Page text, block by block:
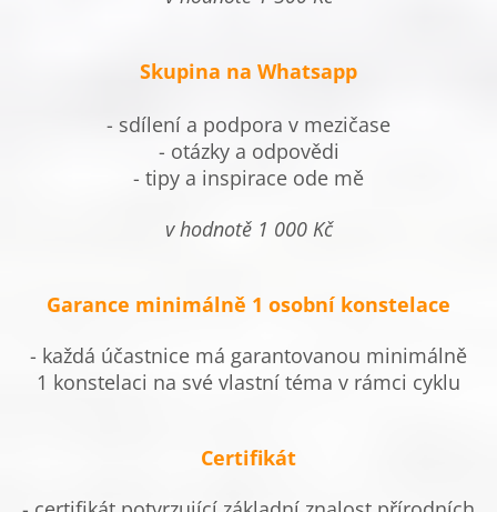
Skupina na Whatsapp
- sdílení a podpora v mezičase
- otázky a odpovědi
- tipy a inspirace ode mě
v hodnotě 1 000 Kč
Garance minimálně 1 osobní konstelace
- každá účastnice má garantovanou minimálně
1 konstelaci na své vlastní téma v rámci cyklu
Certifikát